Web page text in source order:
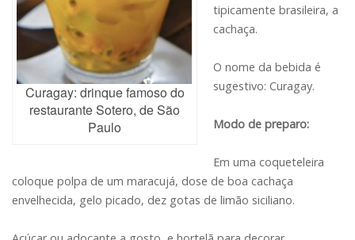
Curagay: drinque famoso do
restaurante Sotero, de São
Paulo
tipicamente brasileira, a
cachaça.
O nome da bebida é
sugestivo: Curagay.
Modo de preparo:
Em uma coqueteleira
coloque polpa de um maracujá, dose de boa cachaça
envelhecida, gelo picado, dez gotas de limão siciliano.